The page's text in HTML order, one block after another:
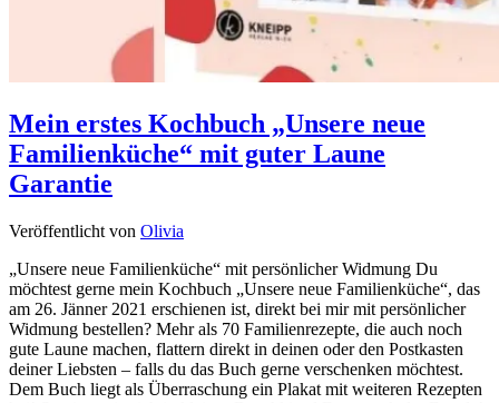
Mein erstes Kochbuch „Unsere neue
Familienküche“ mit guter Laune
Garantie
Veröffentlicht von Olivia
„Unsere neue Familienküche“ mit persönlicher Widmung Du
möchtest gerne mein Kochbuch „Unsere neue Familienküche“, das
am 26. Jänner 2021 erschienen ist, direkt bei mir mit persönlicher
Widmung bestellen? Mehr als 70 Familienrezepte, die auch noch
gute Laune machen, flattern direkt in deinen oder den Postkasten
deiner Liebsten – falls du das Buch gerne verschenken möchtest.
Dem Buch liegt als Überraschung ein Plakat mit weiteren Rezepten